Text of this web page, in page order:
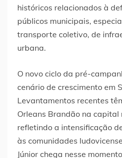
históricos relacionados à
públicos municipais,
transporte coletivo, de
urbana.
O novo ciclo da pré-
cenário de crescimento em
Levantamentos recentes
Orleans Brandão na capital
refletindo a intensificação
às comunidades
Júnior chega nesse